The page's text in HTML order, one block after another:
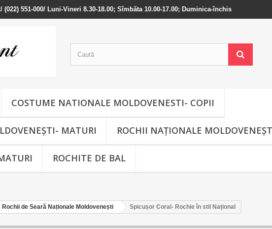
(022) 551-000/ Luni-Vineri 8.30-18.00; Sîmbăta 10.00-17.00; Duminica-închis
COSTUME NATIONALE MOLDOVENESTI- COPII
MATURI ROCHII NAȚIONALE
ROCHITE DE BAL
Rochii de Seară Naționale Moldovenești Spicușor Coral- Rochie în stil Național